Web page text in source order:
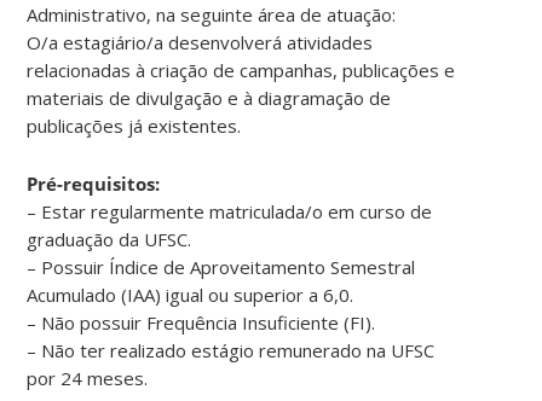
Administrativo, na seguinte área de atuação:
O/a estagiário/a desenvolverá atividades
relacionadas à criação de campanhas, publicações e
materiais de divulgação e à diagramação de
publicações já existentes.
Pré-requisitos:
– Estar regularmente matriculada/o em curso de
graduação da UFSC.
– Possuir Índice de Aproveitamento Semestral
Acumulado (IAA) igual ou superior a 6,0.
– Não possuir Frequência Insuficiente (FI).
– Não ter realizado estágio remunerado na UFSC
por 24 meses.